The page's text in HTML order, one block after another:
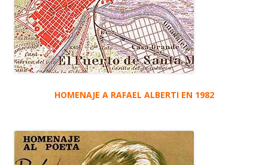
HOMENAJE A RAFAEL ALBERTI EN 1982